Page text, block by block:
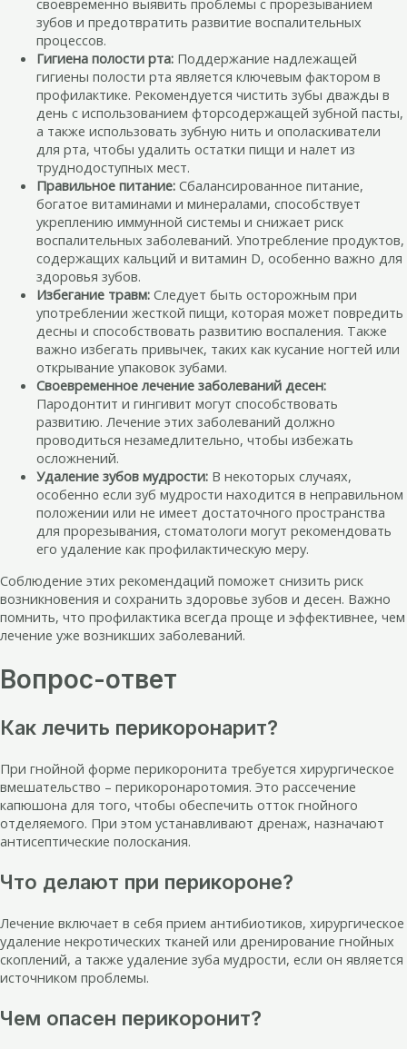
своевременно выявить проблемы с прорезыванием
зубов и предотвратить развитие воспалительных
процессов.
Гигиена полости рта: Поддержание надлежащей
гигиены полости рта является ключевым фактором в
профилактике. Рекомендуется чистить зубы дважды в
день с использованием фторсодержащей зубной пасты,
а также использовать зубную нить и ополаскиватели
для рта, чтобы удалить остатки пищи и налет из
труднодоступных мест.
Правильное питание: Сбалансированное питание,
богатое витаминами и минералами, способствует
укреплению иммунной системы и снижает риск
воспалительных заболеваний. Употребление продуктов,
содержащих кальций и витамин D, особенно важно для
здоровья зубов.
Избегание травм: Следует быть осторожным при
употреблении жесткой пищи, которая может повредить
десны и способствовать развитию воспаления. Также
важно избегать привычек, таких как кусание ногтей или
открывание упаковок зубами.
Своевременное лечение заболеваний десен:
Пародонтит и гингивит могут способствовать
развитию. Лечение этих заболеваний должно
проводиться незамедлительно, чтобы избежать
осложнений.
Удаление зубов мудрости: В некоторых случаях,
особенно если зуб мудрости находится в неправильном
положении или не имеет достаточного пространства
для прорезывания, стоматологи могут рекомендовать
его удаление как профилактическую меру.
Соблюдение этих рекомендаций поможет снизить риск
возникновения и сохранить здоровье зубов и десен. Важно
помнить, что профилактика всегда проще и эффективнее, чем
лечение уже возникших заболеваний.
Вопрос-ответ
Как лечить перикоронарит?
При гнойной форме перикоронита требуется хирургическое
вмешательство – перикоронаротомия. Это рассечение
капюшона для того, чтобы обеспечить отток гнойного
отделяемого. При этом устанавливают дренаж, назначают
антисептические полоскания.
Что делают при перикороне?
Лечение включает в себя прием антибиотиков, хирургическое
удаление некротических тканей или дренирование гнойных
скоплений, а также удаление зуба мудрости, если он является
источником проблемы.
Чем опасен перикоронит?